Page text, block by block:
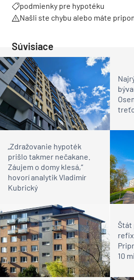
podmienky pre hypotéku
Našli ste chybu alebo máte
Súvisiace
„Zdražovanie hypoték
prišlo takmer nečakane.
Záujem o domy klesá,“
hovorí analytik Vladimír
Kubrický
Štát
10